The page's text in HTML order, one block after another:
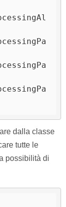
dalla classe
tutte le
possibilità di